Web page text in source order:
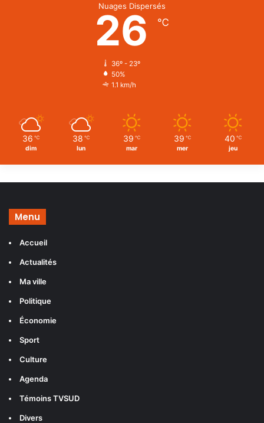
Nuages Dispersés
26 ℃
36º - 23º
50%
1.1 km/h
36 ℃
dim
38 ℃
lun
39 ℃
mar
39 ℃
mer
40 ℃
jeu
Menu
Accueil
Actualités
Ma ville
Politique
Économie
Sport
Culture
Agenda
Témoins TVSUD
Divers